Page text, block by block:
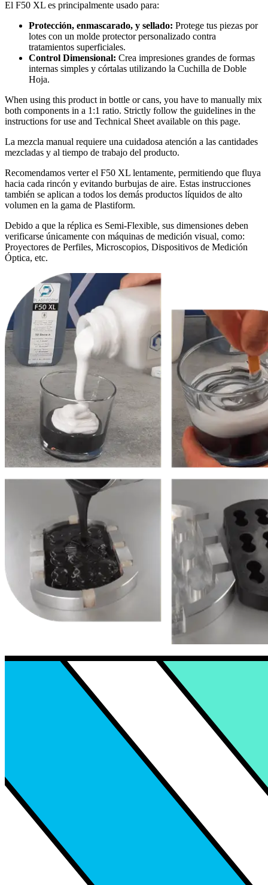
El F50 XL es principalmente usado para:
Protección, enmascarado, y sellado: Protege tus piezas por
lotes con un molde protector personalizado contra
tratamientos superficiales.
Control Dimensional: Crea impresiones grandes de formas
internas simples y córtalas utilizando la Cuchilla de Doble
Hoja.
When using this product in bottle or cans, you have to manually mix
both components in a 1:1 ratio. Strictly follow the guidelines in the
instructions for use and Technical Sheet available on this page.
La mezcla manual requiere una cuidadosa atención a las cantidades
mezcladas y al tiempo de trabajo del producto.
Recomendamos verter el F50 XL lentamente, permitiendo que fluya
hacia cada rincón y evitando burbujas de aire. Estas instrucciones
también se aplican a todos los demás productos líquidos de alto
volumen en la gama de Plastiform.
Debido a que la réplica es Semi-Flexible, sus dimensiones deben
verificarse únicamente con máquinas de medición visual, como:
Proyectores de Perfiles, Microscopios, Dispositivos de Medición
Óptica, etc.